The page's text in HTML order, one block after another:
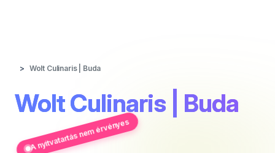
Wolt Culinaris | Buda
Wolt Culinaris | Buda
A nyitvatartás nem érvényes